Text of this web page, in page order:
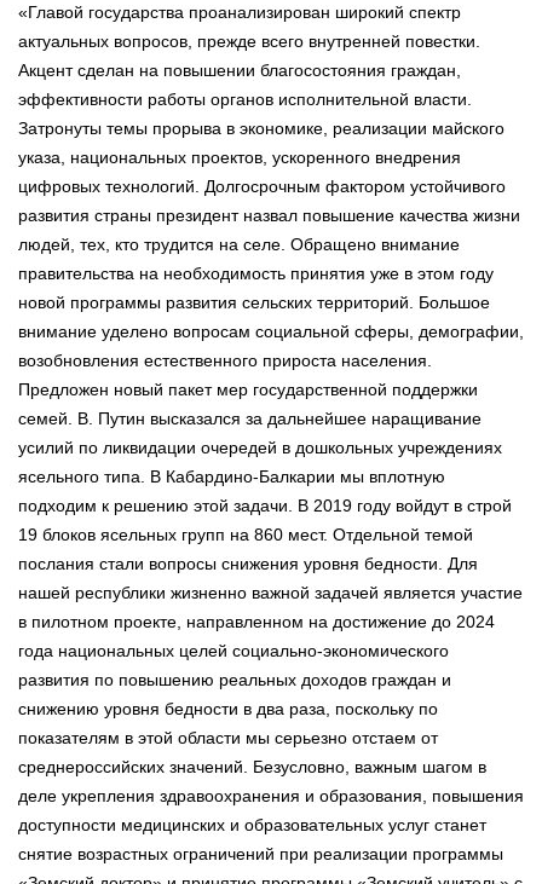
«Главой государства проанализирован широкий спектр
актуальных вопросов, прежде всего внутренней повестки.
Акцент сделан на повышении благосостояния граждан,
эффективности работы органов исполнительной власти.
Затронуты темы прорыва в экономике, реализации майского
указа, национальных проектов, ускоренного внедрения
цифровых технологий. Долгосрочным фактором устойчивого
развития страны президент назвал повышение качества жизни
людей, тех, кто трудится на селе. Обращено внимание
правительства на необходимость принятия уже в этом году
новой программы развития сельских территорий. Большое
внимание уделено вопросам социальной сферы, демографии,
возобновления естественного прироста населения.
Предложен новый пакет мер государственной поддержки
семей. В. Путин высказался за дальнейшее наращивание
усилий по ликвидации очередей в дошкольных учреждениях
ясельного типа. В Кабардино-Балкарии мы вплотную
подходим к решению этой задачи. В 2019 году войдут в строй
19 блоков ясельных групп на 860 мест. Отдельной темой
послания стали вопросы снижения уровня бедности. Для
нашей республики жизненно важной задачей является участие
в пилотном проекте, направленном на достижение до 2024
года национальных целей социально-экономического
развития по повышению реальных доходов граждан и
снижению уровня бедности в два раза, поскольку по
показателям в этой области мы серьезно отстаем от
среднероссийских значений. Безусловно, важным шагом в
деле укрепления здравоохранения и образования, повышения
доступности медицинских и образовательных услуг станет
снятие возрастных ограничений при реализации программы